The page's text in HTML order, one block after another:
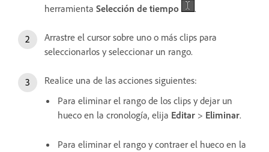
herramienta Selección de tiempo .
Arrastre el cursor sobre uno o más clips para
seleccionarlos y seleccionar un rango.
Realice una de las acciones siguientes:
Para eliminar el rango de los clips y dejar un
hueco en la cronología, elija Editar > Eliminar.
Para eliminar el rango y contraer el hueco en la